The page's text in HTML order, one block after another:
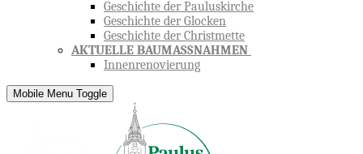
Geschichte der Pauluskirche
Geschichte der Glocken
Geschichte der Christmette
AKTUELLE BAUMASSNAHMEN
Innenrenovierung
Mobile Menu Toggle